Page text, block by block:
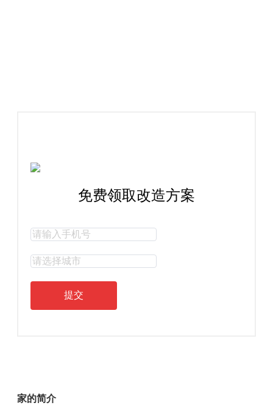
免费领取改造方案
提交
家的简介